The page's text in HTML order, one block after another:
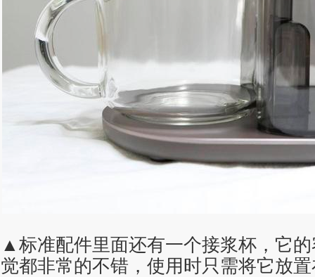
▲标准配件里面还有一个接浆杯，它
觉都非常的不错，使用时只需将它放